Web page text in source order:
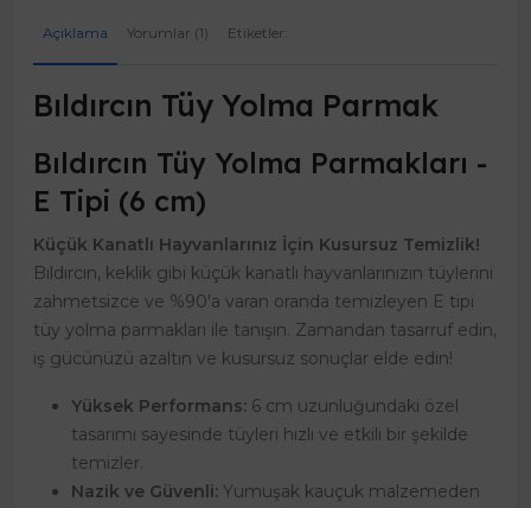
Açıklama Yorumlar (1) Etiketler:
Bıldırcın Tüy Yolma Parmak
Bıldırcın Tüy Yolma Parmakları -
E Tipi (6 cm)
Küçük Kanatlı Hayvanlarınız İçin Kusursuz Temizlik!
Bıldırcın, keklik gibi küçük kanatlı hayvanlarınızın tüylerini
zahmetsizce ve %90'a varan oranda temizleyen E tipi
tüy yolma parmakları ile tanışın. Zamandan tasarruf edin,
iş gücünüzü azaltın ve kusursuz sonuçlar elde edin!
Yüksek Performans: 6 cm uzunluğundaki özel
tasarımı sayesinde tüyleri hızlı ve etkili bir şekilde
temizler.
Nazik ve Güvenli: Yumuşak kauçuk malzemeden